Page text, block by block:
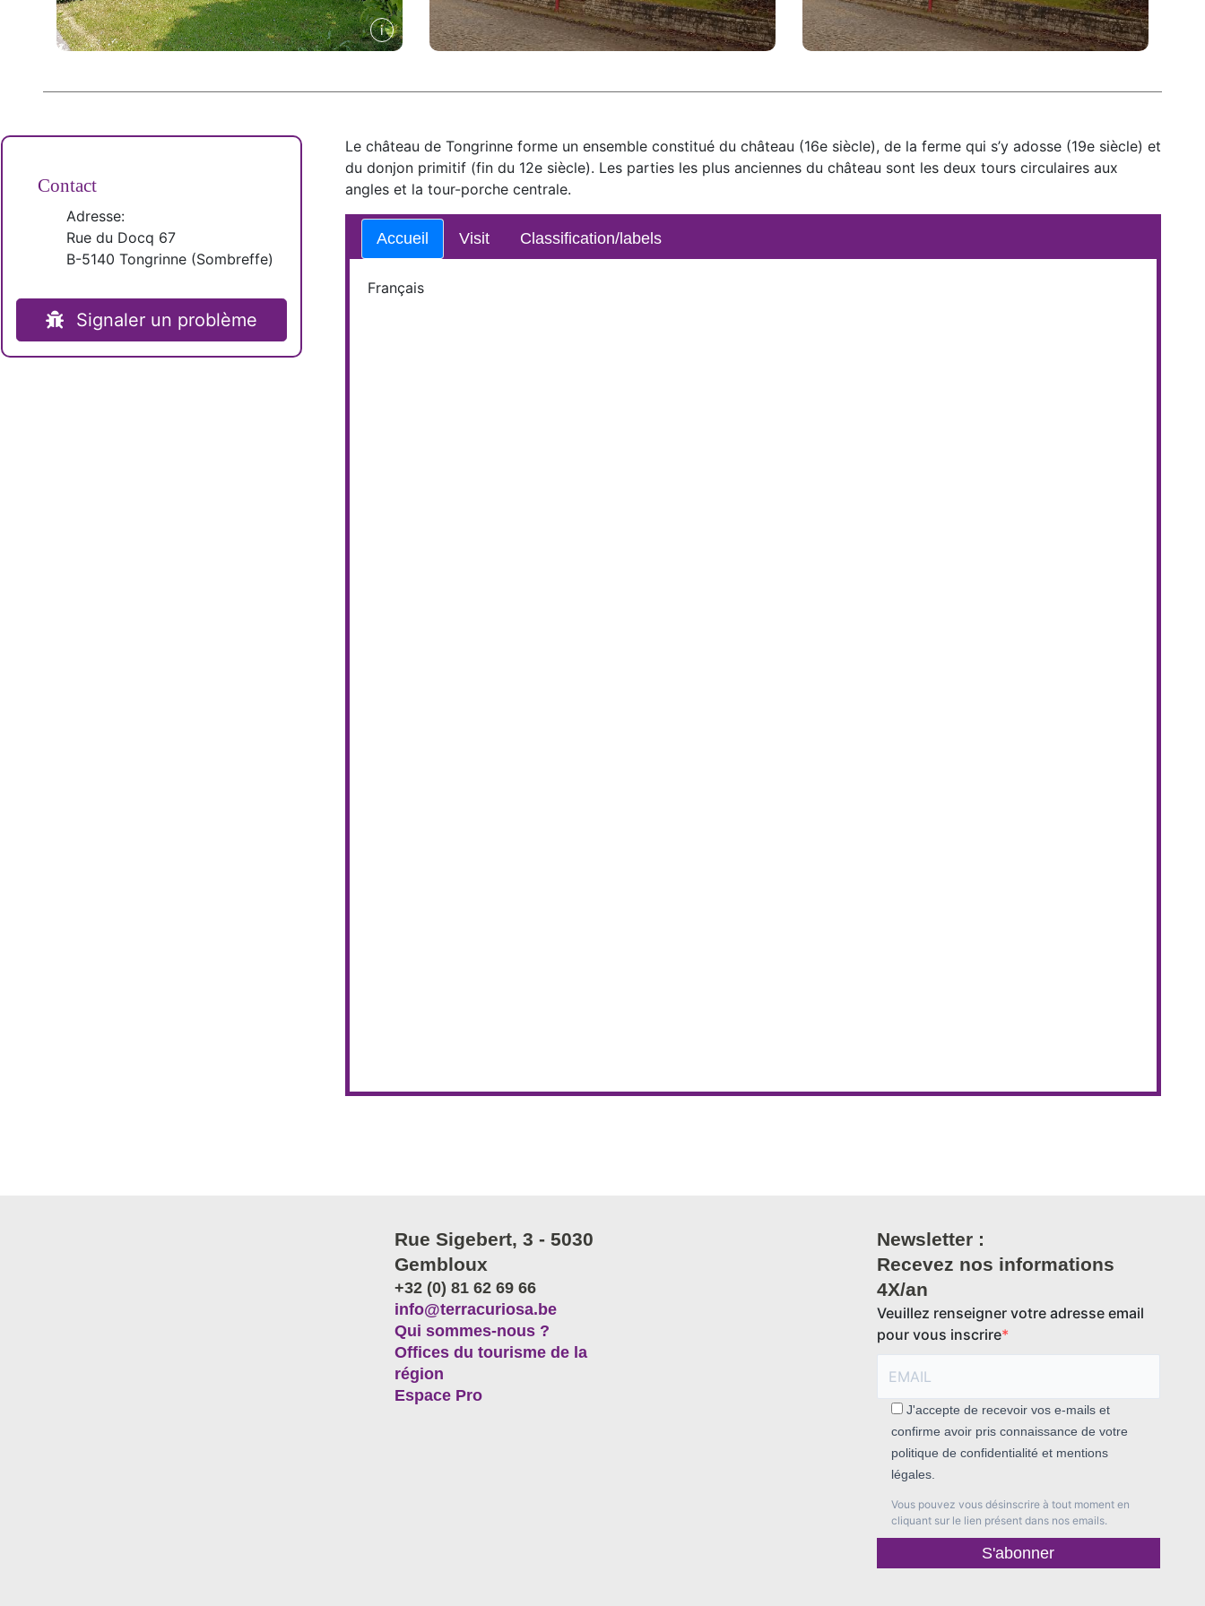
Contact
Adresse:
Rue du Docq 67
B-5140 Tongrinne (Sombreffe)
Signaler un problème
Le château de Tongrinne forme un ensemble constitué du château (16e siècle), de la ferme qui s’y adosse (19e siècle) et
du donjon primitif (fin du 12e siècle). Les parties les plus anciennes du château sont les deux tours circulaires aux
angles et la tour-porche centrale.
Accueil Visit Classification/labels
Français
Rue Sigebert, 3 - 5030
Gembloux
+32 (0) 81 62 69 66
info@terracuriosa.be
Qui sommes-nous ?
Offices du tourisme de la
région
Espace Pro
Newsletter :
Recevez nos informations
4X/an
Veuillez renseigner votre adresse email
pour vous inscrire
J'accepte de recevoir vos e-mails et
confirme avoir pris connaissance de votre
politique de confidentialité et mentions
légales.
Vous pouvez vous désinscrire à tout moment en
cliquant sur le lien présent dans nos emails.
S'abonner